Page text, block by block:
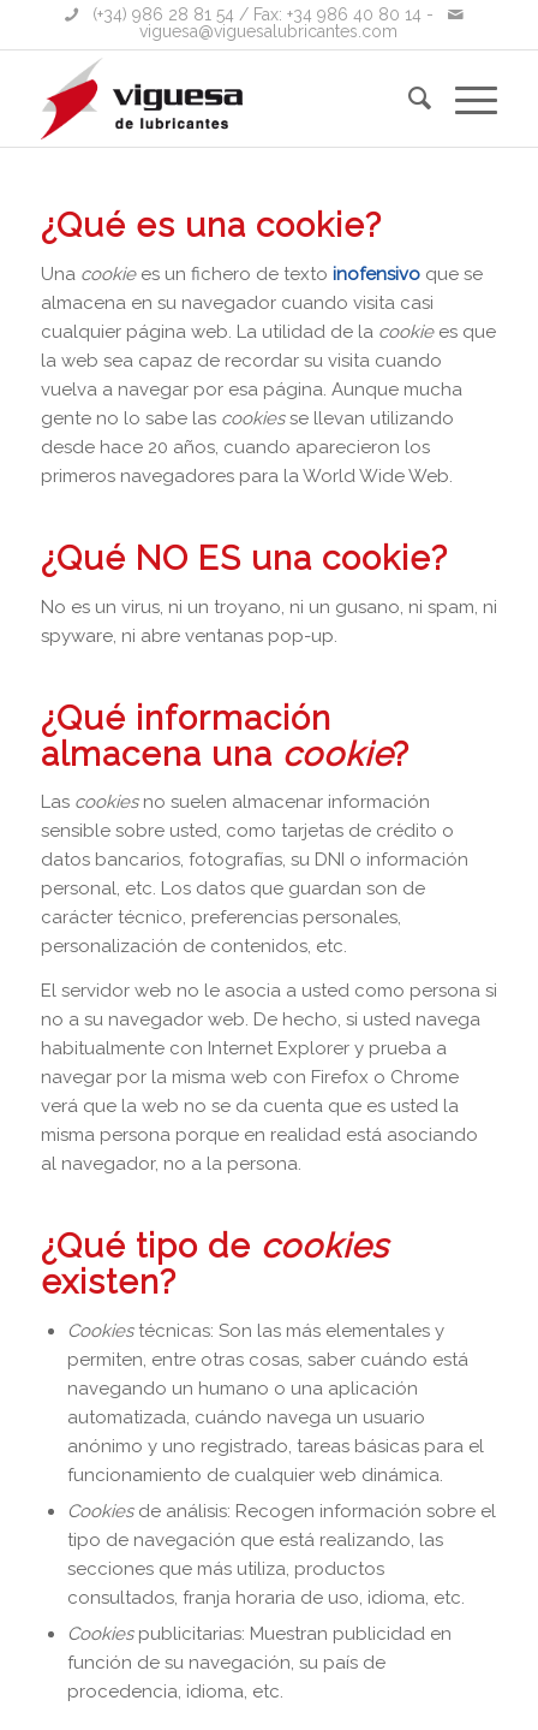
(+34) 986 28 81 54 / Fax: +34 986 40 80 14 -
viguesa@viguesalubricantes.com
¿Qué es una cookie?
Una cookiees un fichero de texto inofensivoque se
almacena en su navegador cuando visita casi
cualquier página web. La utilidad de la cookiees que
la web sea capaz de recordar su visita cuando
vuelva a navegar por esa página. Aunque mucha
gente no lo sabe las cookiesse llevan utilizando
desde hace 20 años, cuando aparecieron los
primeros navegadores para la World Wide Web.
¿Qué NO ES una cookie?
No es un virus, ni un troyano, ni un gusano, ni spam, ni
spyware, ni abre ventanas pop-up.
¿Qué información
almacena una cookie?
Las cookiesno suelen almacenar información
sensible sobre usted, como tarjetas de crédito o
datos bancarios, fotografías, su DNI o información
personal, etc. Los datos que guardan son de
carácter técnico, preferencias personales,
personalización de contenidos, etc.
El servidor web no le asocia a usted como persona si
no a su navegador web. De hecho, si usted navega
habitualmente con Internet Explorer y prueba a
navegar por la misma web con Firefox o Chrome
verá que la web no se da cuenta que es usted la
misma persona porque en realidad está asociando
al navegador, no a la persona.
¿Qué tipo de cookies
existen?
Cookiestécnicas: Son las más elementales y
permiten, entre otras cosas, saber cuándo está
navegando un humano o una aplicación
automatizada, cuándo navega un usuario
anónimo y uno registrado, tareas básicas para el
funcionamiento de cualquier web dinámica.
Cookiesde análisis: Recogen información sobre el
tipo de navegación que está realizando, las
secciones que más utiliza, productos
consultados, franja horaria de uso, idioma, etc.
Cookiespublicitarias: Muestran publicidad en
función de su navegación, su país de
procedencia, idioma, etc.